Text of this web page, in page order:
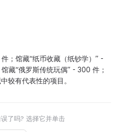
；馆藏“纸币收藏（纸钞学）” -
藏“俄罗斯传统玩偶” - 300 件；
较有代表性的项目。
了吗? 选择它并单击